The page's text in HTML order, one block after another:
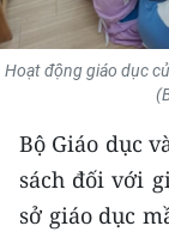
BẠN ĐỌC
KIỂM CHỨNG
TRI THỨC
54 DÂN TỘC
Hoạt động giáo dục
Bộ Giáo dục
sách đối với
sở giáo dục